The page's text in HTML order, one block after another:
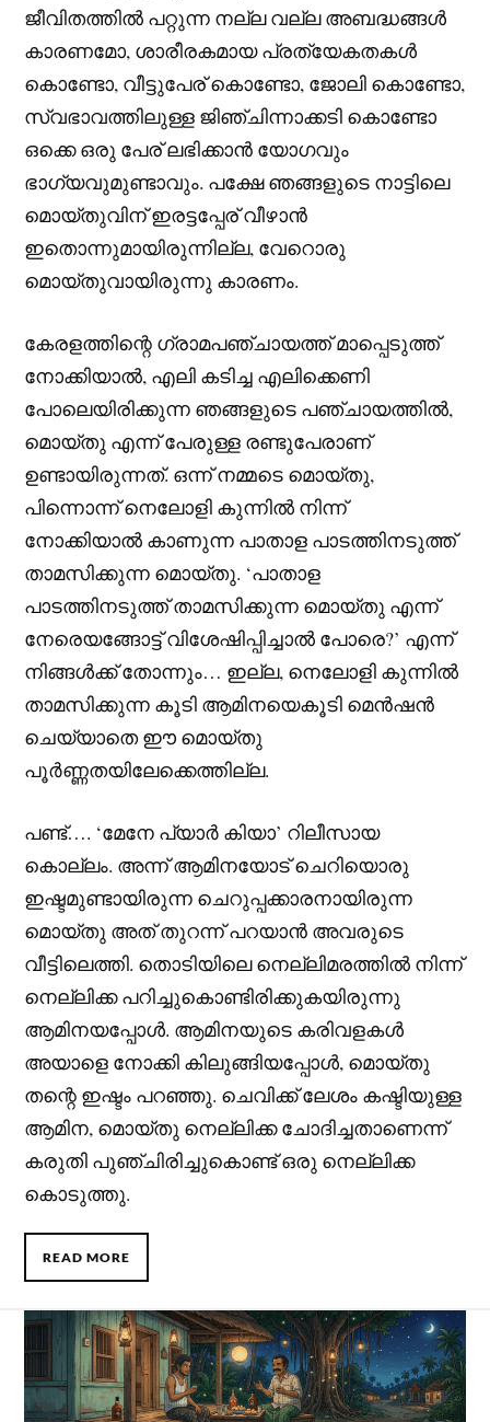
ജീവിതത്തിൽ പറ്റുന്ന നല്ല വല്ല അബദ്ധങ്ങൾ
കാരണമോ, ശാരീരകമായ പ്രത്യേകതകൾ
കൊണ്ടോ, വീട്ടുപേര് കൊണ്ടോ, ജോലി കൊണ്ടോ,
സ്വഭാവത്തിലുള്ള ജിഞ്ചിന്നാക്കടി കൊണ്ടോ
ഒക്കെ ഒരു പേര് ലഭിക്കാൻ യോഗവും
ഭാഗ്യവുമുണ്ടാവും. പക്ഷേ ഞങ്ങളുടെ നാട്ടിലെ
മൊയ്തുവിന് ഇരട്ടപ്പേര് വീഴാൻ
ഇതൊന്നുമായിരുന്നില്ല, വേറൊരു
മൊയ്തുവായിരുന്നു കാരണം.
കേരളത്തിന്റെ ഗ്രാമപഞ്ചായത്ത് മാപ്പെടുത്ത്
നോക്കിയാൽ, എലി കടിച്ച എലിക്കെണി
പോലെയിരിക്കുന്ന ഞങ്ങളുടെ പഞ്ചായത്തിൽ,
മൊയ്തു എന്ന് പേരുള്ള രണ്ടുപേരാണ്
ഉണ്ടായിരുന്നത്. ഒന്ന് നമ്മടെ മൊയ്തു,
പിന്നൊന്ന് നെലോളി കുന്നിൽ നിന്ന്
നോക്കിയാൽ കാണുന്ന പാതാള പാടത്തിനടുത്ത്
താമസിക്കുന്ന മൊയ്തു. ‘പാതാള
പാടത്തിനടുത്ത് താമസിക്കുന്ന മൊയ്തു എന്ന്
നേരെയങ്ങോട്ട് വിശേഷിപ്പിച്ചാൽ പോരെ?’ എന്ന്
നിങ്ങൾക്ക് തോന്നും… ഇല്ല, നെലോളി കുന്നിൽ
താമസിക്കുന്ന കൂടി ആമിനയെകൂടി മെൻഷൻ
ചെയ്യാതെ ഈ മൊയ്തു
പൂർണ്ണതയിലേക്കെത്തില്ല.
പണ്ട്…. ‘മേനേ പ്യാർ കിയാ’ റിലീസായ
കൊല്ലം. അന്ന് ആമിനയോട് ചെറിയൊരു
ഇഷ്ടമുണ്ടായിരുന്ന ചെറുപ്പക്കാരനായിരുന്ന
മൊയ്തു അത് തുറന്ന് പറയാൻ അവരുടെ
വീട്ടിലെത്തി. തൊടിയിലെ നെല്ലിമരത്തിൽ നിന്ന്
നെല്ലിക്ക പറിച്ചുകൊണ്ടിരിക്കുകയിരുന്നു
ആമിനയപ്പോൾ. ആമിനയുടെ കരിവളകൾ
അയാളെ നോക്കി കിലുങ്ങിയപ്പോൾ, മൊയ്തു
തന്റെ ഇഷ്ടം പറഞ്ഞു. ചെവിക്ക് ലേശം കഷ്ടിയുള്ള
ആമിന, മൊയ്തു നെല്ലിക്ക ചോദിച്ചതാണെന്ന്
കരുതി പുഞ്ചിരിച്ചുകൊണ്ട് ഒരു നെല്ലിക്ക
കൊടുത്തു.
READ MORE